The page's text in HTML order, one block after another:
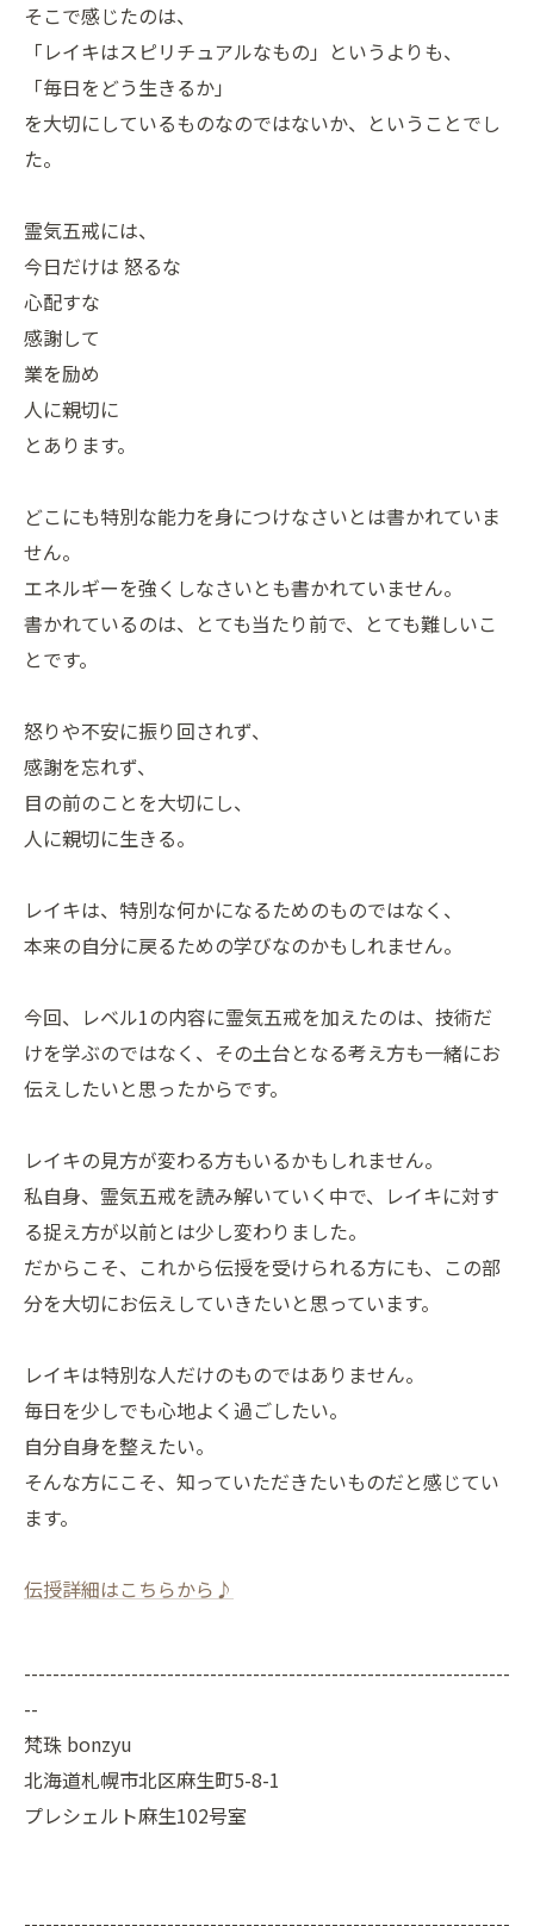
そこで感じたのは、
「レイキはスピリチュアルなもの」というよりも、
「毎日をどう生きるか」
を大切にしているものなのではないか、ということでし
た。
霊気五戒には、
今日だけは 怒るな
心配すな
感謝して
業を励め
人に親切に
とあります。
どこにも特別な能力を身につけなさいとは書かれていま
せん。
エネルギーを強くしなさいとも書かれていません。
書かれているのは、とても当たり前で、とても難しいこ
とです。
怒りや不安に振り回されず、
感謝を忘れず、
目の前のことを大切にし、
人に親切に生きる。
レイキは、特別な何かになるためのものではなく、
本来の自分に戻るための学びなのかもしれません。
今回、レベル1の内容に霊気五戒を加えたのは、技術だ
けを学ぶのではなく、その土台となる考え方も一緒にお
伝えしたいと思ったからです。
レイキの見方が変わる方もいるかもしれません。
私自身、霊気五戒を読み解いていく中で、レイキに対す
る捉え方が以前とは少し変わりました。
だからこそ、これから伝授を受けられる方にも、この部
分を大切にお伝えしていきたいと思っています。
レイキは特別な人だけのものではありません。
毎日を少しでも心地よく過ごしたい。
自分自身を整えたい。
そんな方にこそ、知っていただきたいものだと感じてい
ます。
伝授詳細はこちらから♪
--------------------------------------------------------------------
--
梵珠 bonzyu
北海道札幌市北区麻生町5-8-1
プレシェルト麻生102号室